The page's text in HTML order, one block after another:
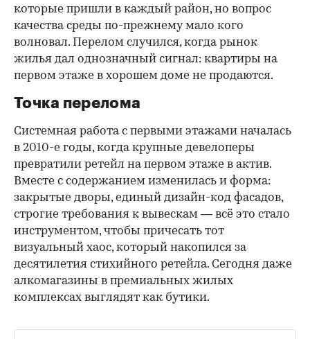
которые пришли в каждый район, но вопрос
качества среды по-прежнему мало кого
волновал. Перелом случился, когда рынок
жилья дал однозначный сигнал: квартиры на
первом этаже в хорошем доме не продаются.
Точка перелома
Системная работа с первыми этажами началась
в 2010-е годы, когда крупные девелоперы
превратили ретейл на первом этаже в актив.
Вместе с содержанием изменилась и форма:
закрытые дворы, единый дизайн-код фасадов,
строгие требования к вывескам — всё это стало
инструментом, чтобы причесать тот
визуальный хаос, который накопился за
десятилетия стихийного ретейла. Сегодня даже
алкомагазины в премиальных жилых
комплексах выглядят как бутики.